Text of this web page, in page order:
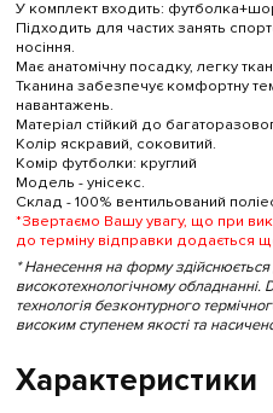
У комплект входить:
Підходить для частих занять
носіння.
Має анатомічну посадку, легку
Тканина забезпечує комфортну
навантажень.
Матеріал стійкий до
Колір яскравий, соковитий.
Комір футболки: круглий
Модель - унісекс.
Склад - 100% вентильований
*Звертаємо Вашу увагу, що при
до терміну відправки додається
* Нанесення на форму
високотехнологічному обладнанні.
технологія безконтурного
високим ступенем якості та
Характеристики